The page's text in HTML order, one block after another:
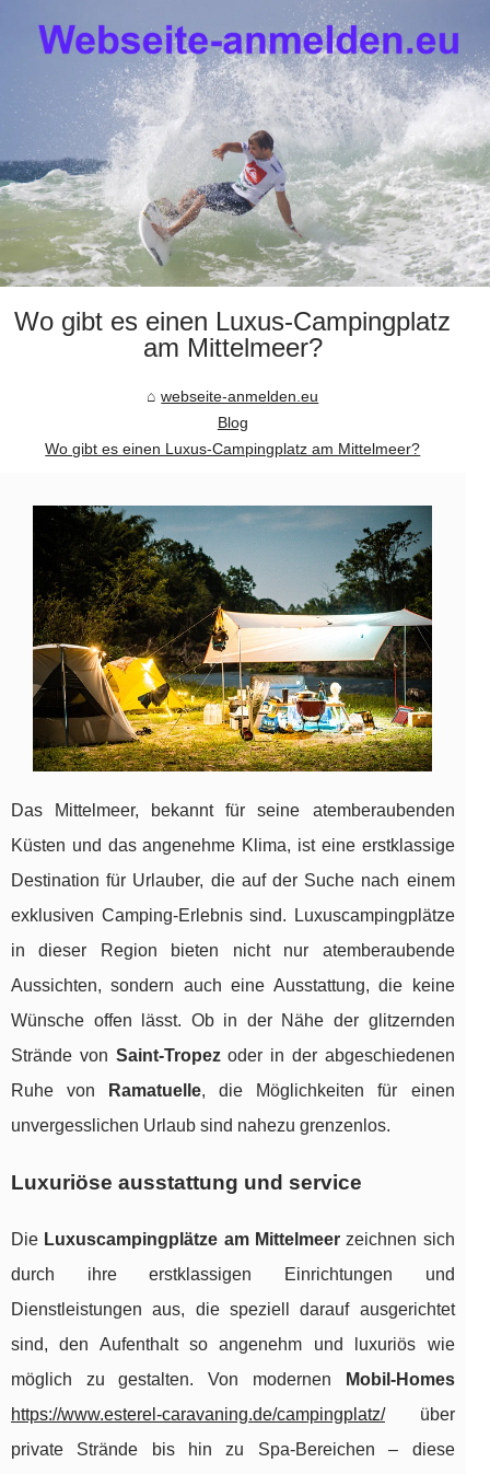
Wo gibt es einen Luxus-Campingplatz
am Mittelmeer?
webseite-anmelden.eu
Blog
Wo gibt es einen Luxus-Campingplatz am Mittelmeer?
Das Mittelmeer, bekannt für seine atemberaubenden
Küsten und das angenehme Klima, ist eine erstklassige
Destination für Urlauber, die auf der Suche nach einem
exklusiven Camping-Erlebnis sind. Luxuscampingplätze
in dieser Region bieten nicht nur atemberaubende
Aussichten, sondern auch eine Ausstattung, die keine
Wünsche offen lässt. Ob in der Nähe der glitzernden
Strände von Saint-Tropezoder in der abgeschiedenen
Ruhe von
Ramatuelle, die Möglichkeiten für einen
unvergesslichen Urlaub sind nahezu grenzenlos.
Luxuriöse ausstattung und service
Die Luxuscampingplätze am Mittelmeerzeichnen sich
durch ihre erstklassigen Einrichtungen und
Dienstleistungen aus, die speziell darauf ausgerichtet
sind, den Aufenthalt so angenehm und luxuriös wie
möglich zu gestalten. Von modernen
Mobil-Homes
https://www.esterel-caravaning.de/campingplatz/über
private Strände bis hin zu Spa-Bereichen – diese